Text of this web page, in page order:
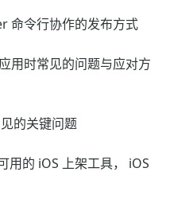
命令行协作的发布方式
用时常见的问题与应对方
的关键问题
的 iOS 上架工具， iOS